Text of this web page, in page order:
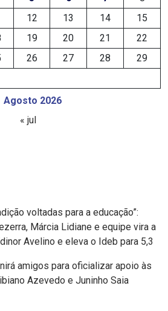
Agosto 2026
12 13 14
15
19 20 21
22
26 27 28
29
« jul
voltadas para a educação”:
Márcia Lidiane e equipe vira a
Avelino e eleva o Ideb para 5,3
amigos para oficializar apoio às
Azevedo e Juninho Saia